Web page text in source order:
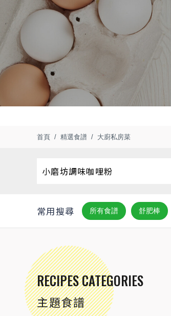
首頁 精選食譜 大廚私房菜
常用搜尋 所有食譜 舒肥棒
RECIPES CATEGORIES
主題食譜